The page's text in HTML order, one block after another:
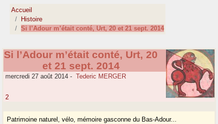
Accueil
Histoire
Si l’Adour m’était conté, Urt, 20 et 21 sept. 2014
Si l’Adour m’était conté, Urt, 20
et 21 sept. 2014
mercredi 27 août 2014 - Tederic MERGER
2
Patrimoine naturel, vélo, mémoire gasconne du Bas-Adour...